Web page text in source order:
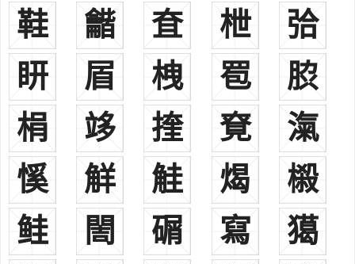
谢东荣泰源事件烈士
谢志伟前香港浸會大學校長，前行政立法兩局議員，澳門大學校
董會主席
谢晋元抗日戰爭中的著名軍官
谢铁骊中國著名導演
谢子长中國軍事家
谢杏芳中國著名女羽毛球運動員，前世界冠軍
谢坤山臺灣知名口足畫家
谢震廷臺灣著名華語流行音樂男歌手
谢贤香港演員
鞋
龤 㚗 枻
㢵
䀘
㞒 栧 䍖
䏮
梋
䇋 㨒 䙽
滊
慀
觧 觟 㷎
榝
鲑
䦖 碿 寫
獦